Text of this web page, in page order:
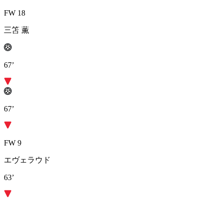
FW 18
三笘 薫
67’
67’
FW 9
エヴェラウド
63’